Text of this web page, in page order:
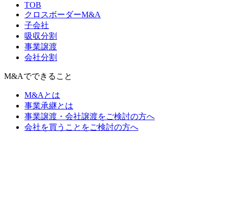
TOB
クロスボーダーM&A
子会社
吸収分割
事業譲渡
会社分割
M&Aでできること
M&Aとは
事業承継とは
事業譲渡・会社譲渡をご検討の方へ
会社を買うことをご検討の方へ